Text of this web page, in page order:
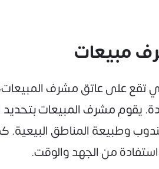
مبيعات
على عاتق مشرف
مشرف المبيعات بتحديد
وطبيعة المناطق
من الجهد والوقت.